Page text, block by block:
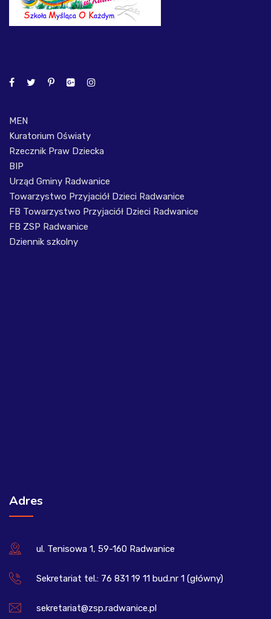
MEN
Kuratorium Oświaty
Rzecznik Praw Dziecka
BIP
Urząd Gminy Radwanice
Towarzystwo Przyjaciół Dzieci Radwanice
FB Towarzystwo Przyjaciół Dzieci Radwanice
FB ZSP Radwanice
Dziennik szkolny
Adres
ul. Tenisowa 1, 59-160 Radwanice
Sekretariat tel.: 76 831 19 11 bud.nr 1 (główny)
sekretariat@zsp.radwanice.pl